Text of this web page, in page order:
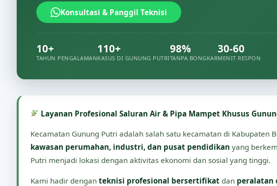
Konsultasi & Panggil Teknisi
10+
TAHUN PENGALAMAN
110+
KASUS DI GUNUNG PUTRI
98%
TANPA BONGKAR
30-60
MENIT RESPON
Layanan Profesional Saluran Air & Pipa Mampet Khusus
Kecamatan Gunung Putri adalah salah satu kecamatan di
kawasan perumahan, industri, dan pusat pendidikan yang
Putri menjadi lokasi dengan aktivitas ekonomi dan sosial yang tinggi.
Kami hadir dengan teknisi profesional bersertifikat dan peralatan